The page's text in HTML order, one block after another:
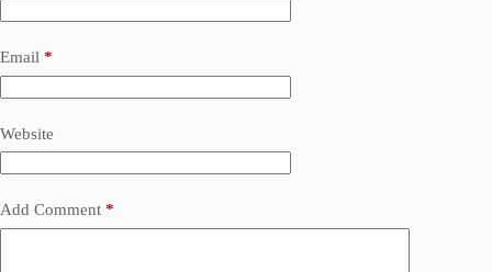
Email *
Website
Add Comment *